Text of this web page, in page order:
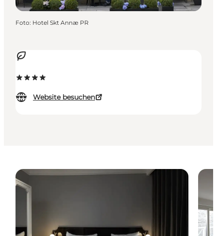
Website besuchen
Foto: Hotel Skt Annæ PR